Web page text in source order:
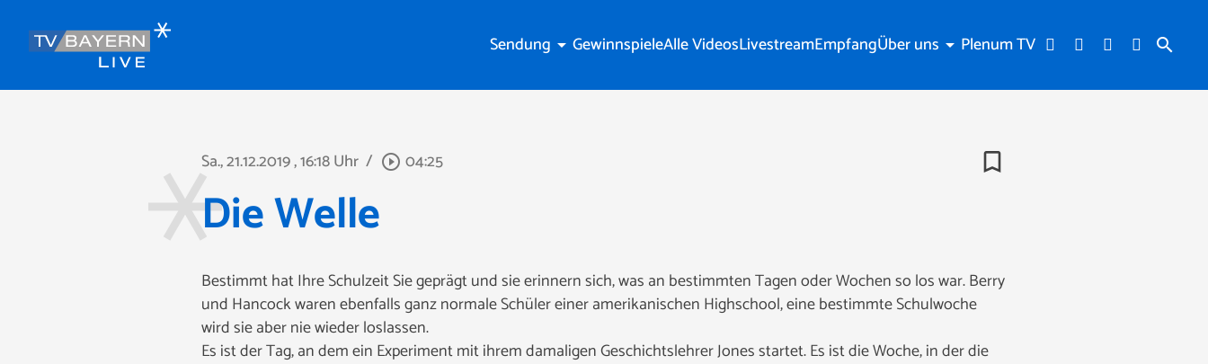
search
Sendung arrow_drop_down GewinnspieleAlle VideosLivestreamEmpfangÜber uns arrow_drop_down Plenum TV
Sa., 21.12.2019, 16:18 Uhr / play_circle_outline 04:25 bookmark_border
Die Welle
Bestimmt hat Ihre Schulzeit Sie geprägt und sie erinnern sich, was an bestimmten Tagen oder Wochen so los war. Berry
und Hancock waren ebenfalls ganz normale Schüler einer amerikanischen Highschool, eine bestimmte Schulwoche
wird sie aber nie wieder loslassen.
Es ist der Tag, an dem ein Experiment mit ihrem damaligen Geschichtslehrer Jones startet. Es ist die Woche, in der die